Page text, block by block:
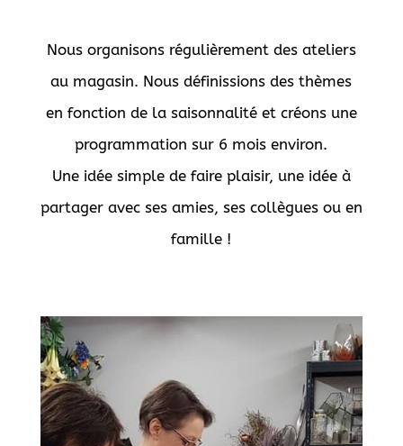
Nous organisons régulièrement des ateliers
au magasin. Nous définissions des thèmes
en fonction de la saisonnalité et créons une
programmation sur 6 mois environ.
Une idée simple de faire plaisir, une idée à
partager avec ses amies, ses collègues ou en
famille !